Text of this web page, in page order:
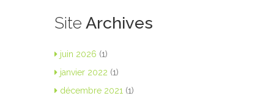
Site Archives
juin 2026 (1)
janvier 2022 (1)
décembre 2021 (1)